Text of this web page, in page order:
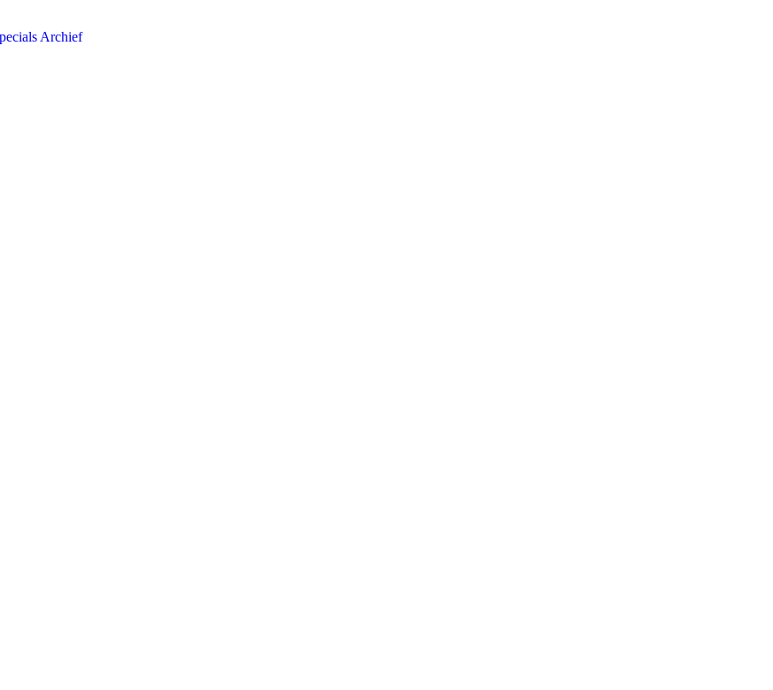
Archief